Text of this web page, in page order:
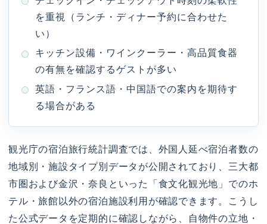
を重視（ランチ・ディナー予約に合わせた
い）
キッチン設備・ワインクーラー・高品質食器
の有無を確認するゲストが多い
英語・フランス語・中国語での案内を期待す
る場合がある
観光庁の宿泊旅行統計調査では、外国人延べ宿泊者数の
地域別・施設タイプ別データが公開されており、三大都
市圏および金沢・奈良といった「食文化観光地」でのホ
テル・旅館以外の宿泊施設利用が確認できます。こうし
た公式データを定期的に確認しながら、自物件の立地・